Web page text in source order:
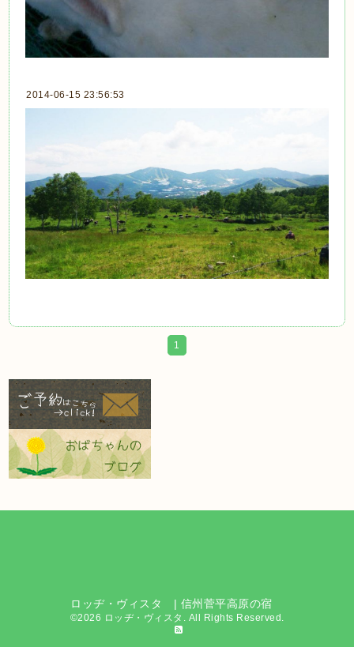
2014-06-15 23:56:53
1
ロッヂ・ヴィスタ | 信州菅平高原の宿
©2026 ロッヂ・ヴィスタ . All Rights Reserved.